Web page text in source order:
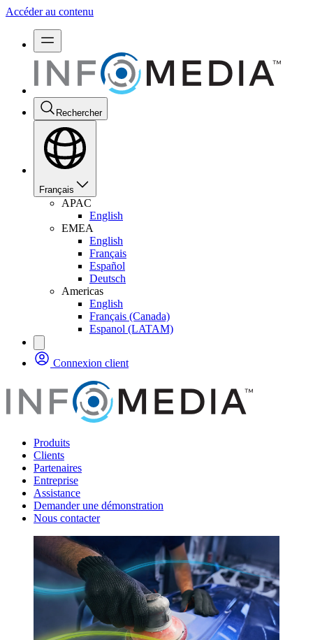
Accéder au contenu
Rechercher
Français
APAC
English
EMEA
English
Français
Español
Deutsch
Americas
English
Français (Canada)
Espanol (LATAM)
Connexion client
Produits
Clients
Partenaires
Entreprise
Assistance
Demander une démonstration
Nous contacter